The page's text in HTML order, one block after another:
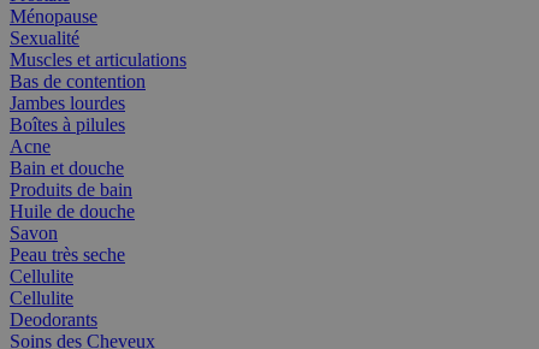
Ménopause
Sexualité
Muscles et articulations
Bas de contention
Jambes lourdes
Boîtes à pilules
Acne
Bain et douche
Produits de bain
Huile de douche
Savon
Peau très seche
Cellulite
Cellulite
Deodorants
Soins des Cheveux